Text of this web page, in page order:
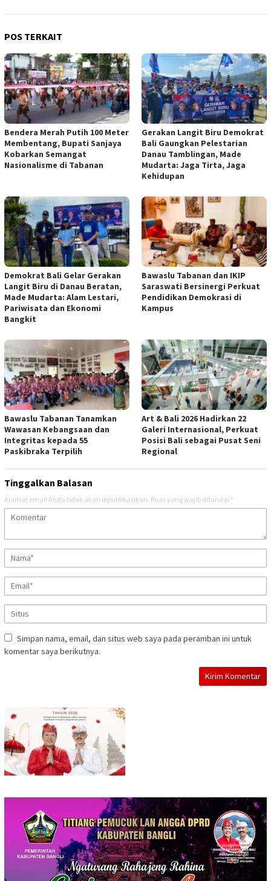
POS TERKAIT
Bendera Merah Putih 100 Meter
Membentang, Bupati Sanjaya
Kobarkan Semangat
Nasionalisme di Tabanan
Gerakan Langit Biru Demokrat
Bali Gaungkan Pelestarian
Danau Tamblingan, Made
Mudarta: Jaga Tirta, Jaga
Kehidupan
Demokrat Bali Gelar Gerakan
Langit Biru di Danau Beratan,
Made Mudarta: Alam Lestari,
Pariwisata dan Ekonomi
Bangkit
Bawaslu Tabanan dan IKIP
Saraswati Bersinergi Perkuat
Pendidikan Demokrasi di
Kampus
Bawaslu Tabanan Tanamkan
Wawasan Kebangsaan dan
Integritas kepada 55
Paskibraka Terpilih
Art & Bali 2026 Hadirkan 22
Galeri Internasional, Perkuat
Posisi Bali sebagai Pusat Seni
Regional
Tinggalkan Balasan
Alamat email Anda tidak akan dipublikasikan. Ruas yang wajib ditandai *
Simpan nama, email, dan situs web saya pada peramban ini untuk
komentar saya berikutnya.